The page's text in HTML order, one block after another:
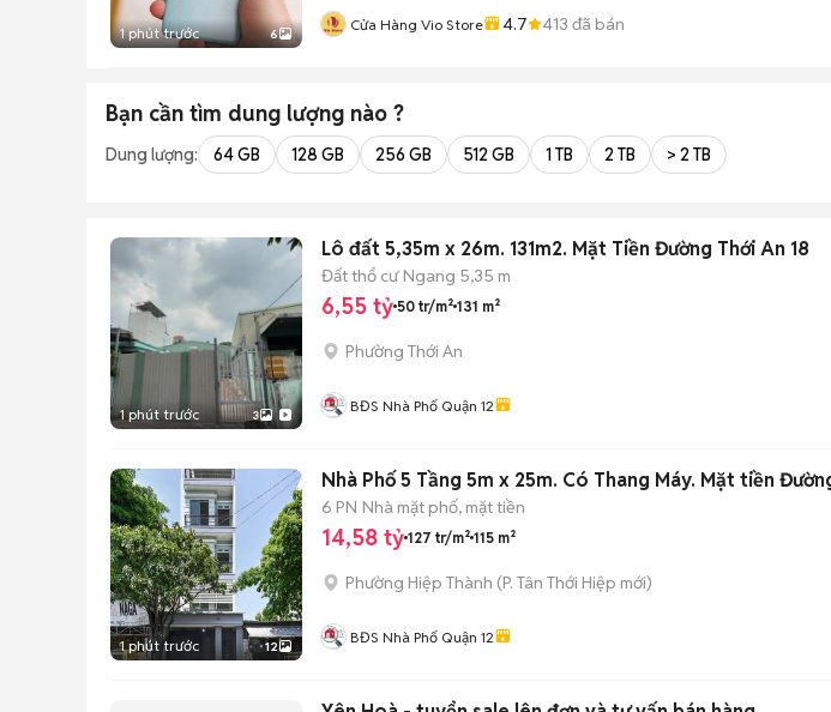
1 phút trước 6 Cửa Hàng Vio Store 4.7 413 đã bán
Bạn cần tìm dung lượng nào ?
Dung lượng: 64 GB 128 GB 256 GB 512 GB 1 TB 2 TB > 2 TB
1 phút trước 3
Lô đất 5,35m x 26m. 131m2. Mặt Tiền Đường Thới An 18
Đất thổ cư Ngang 5,35 m
6,55 tỷ 50 tr/m² 131 m²
Phường Thới An
BĐS Nhà Phố Quận 12
1 phút trước 12
Nhà Phố 5 Tầng 5m x 25m. Có Thang Máy. Mặt tiền
6 PN Nhà mặt phố, mặt tiền
14,58 tỷ 127 tr/m² 115 m²
Phường Hiệp Thành (P. Tân Thới Hiệp mới)
BĐS Nhà Phố Quận 12